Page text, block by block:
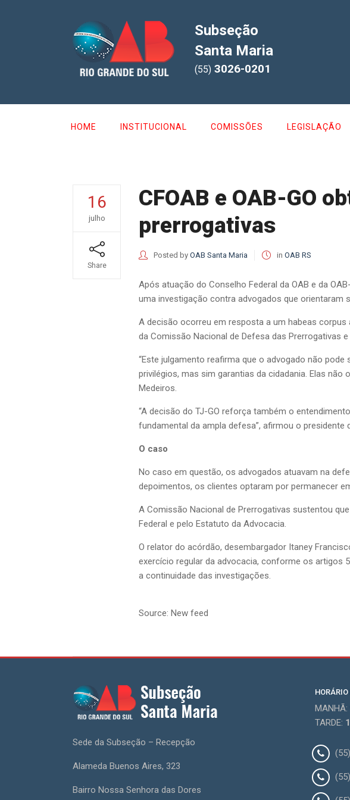
Subseção
Santa Maria
(55) 3026-0201
HOME INSTITUCIONAL COMISSÕES LEGISLAÇÃO
16
julho
Share
CFOAB e OAB-GO
prerrogativas
Posted by OAB Santa Maria in OAB RS
Após atuação do Conselho Federal da OAB e da
uma investigação contra advogados que
A decisão ocorreu em resposta a um habeas
da Comissão Nacional de Defesa das Prerrogativas
“Este julgamento reafirma que o advogado não
privilégios, mas sim garantias da cidadania. Elas
Medeiros.
“A decisão do TJ-GO reforça também o
fundamental da ampla defesa”, afirmou o presidente
O caso
No caso em questão, os advogados atuavam na
depoimentos, os clientes optaram por permanecer
A Comissão Nacional de Prerrogativas sustentou
Federal e pelo Estatuto da Advocacia.
O relator do acórdão, desembargador Itaney
exercício regular da advocacia, conforme os artigos
a continuidade das investigações.
Source: New feed
Sede da Subseção – Recepção
Alameda Buenos Aires, 323
Bairro Nossa Senhora das Dores
MANHÃ:
TARDE: